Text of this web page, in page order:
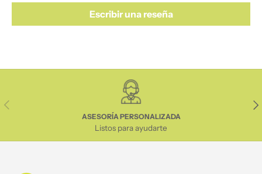
Escribir una reseña
Anterior
ASESORÍA PERSONALIZADA
Listos para ayudarte